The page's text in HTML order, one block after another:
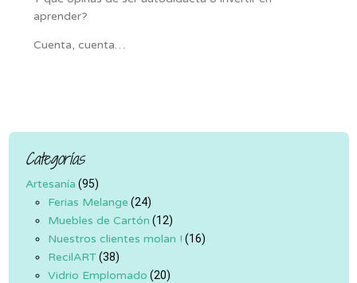
aprender?
Cuenta, cuenta…
Categorías
Artesanía (95)
Ferias Melange (24)
Muebles de Cartón (12)
Nuestros clientes molan ! (16)
RecilART(38)
Vidrio Emplomado (20)